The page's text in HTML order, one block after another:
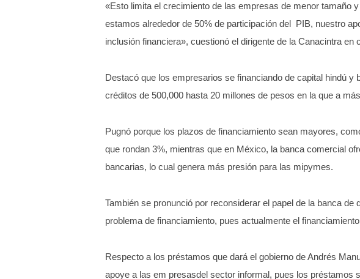
«Esto limita el crecimiento de las empresas de menor tamaño
estamos alrededor de 50% de participación del PIB, nuestro
inclusión financiera», cuestionó el dirigente de la Canacintra en
Destacó que los empresarios se financiando de capital hindú
créditos de 500,000 hasta 20 millones de pesos en la que a
Pugnó porque los plazos de financiamiento sean mayores,
que rondan 3%, mientras que en México, la banca comercial
bancarias, lo cual genera más presión para las mipymes.
También se pronunció por reconsiderar el papel de la banca
problema de financiamiento, pues actualmente el
Respecto a los préstamos que dará el gobierno de Andrés
apoye a las em presasdel sector informal, pues los préstamos